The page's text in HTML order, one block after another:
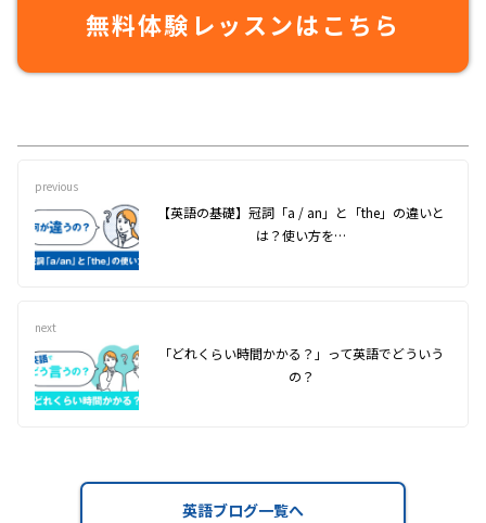
無料体験レッスンはこちら
previous
【英語の基礎】冠詞「a / an」と「the」の違いと
は？使い方を…
next
「どれくらい時間かかる？」って英語でどういう
の？
英語ブログ一覧へ